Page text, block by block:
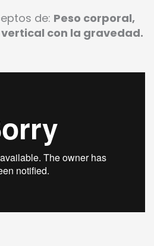
de: Peso corporal,
vertical con la gravedad.